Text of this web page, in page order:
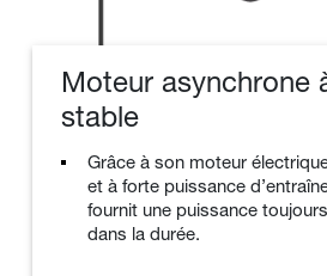
Moteur asynchrone
stable
Grâce à son moteur
et à forte puissance
fournit une puissance
dans la durée.